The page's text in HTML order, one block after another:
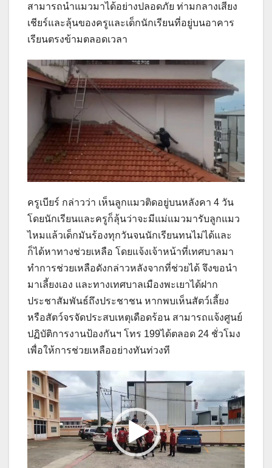
สามารถนำแมวมาได้อย่างปลอดภัย ท่ามกลางเสียง
เชียร์และลุ้นของครูและเด็กนักเรียนที่อยู่บนอาคาร
เรียนตรงข้ามตลอดเวลา
ครูเบียร์ กล่าวว่า เห็นลูกแมวติดอยู่บนหลังคา 4 วัน
โดยนักเรียนและครูก็ลุ้นว่าจะมีแม่แมวมารับลูกแมว
ไหมแล้วเด็กมันร้องทุกวันจนนักเรียนทนไม่ได้และ
ก็ได้หาทางช่วยเหลือ โดยแจ้งเจ้าหน้าที่เทศบาลมา
ทำการช่วยเหลือดังกล่าวหลังจากที่ช่วยได้ จึงขอนำ
มาเลี้ยงเอง และทางเทศบาลเมืองพะเยาได้ฝาก
ประชาสัมพันธ์ถึงประชาชน หากพบเห็นสัตว์เลี้ยง
หรือสัตว์จรจัดประสบเหตุเดือดร้อน สามารถแจ้งศูนย์
ปฏิบัติการงานป้องกันฯ โทร 199ได้ตลอด 24 ชั่วโมง
เพื่อให้การช่วยเหลืออย่างทันท่วงที
ตัว
เล่น
ไฟล์
วิดีโอ